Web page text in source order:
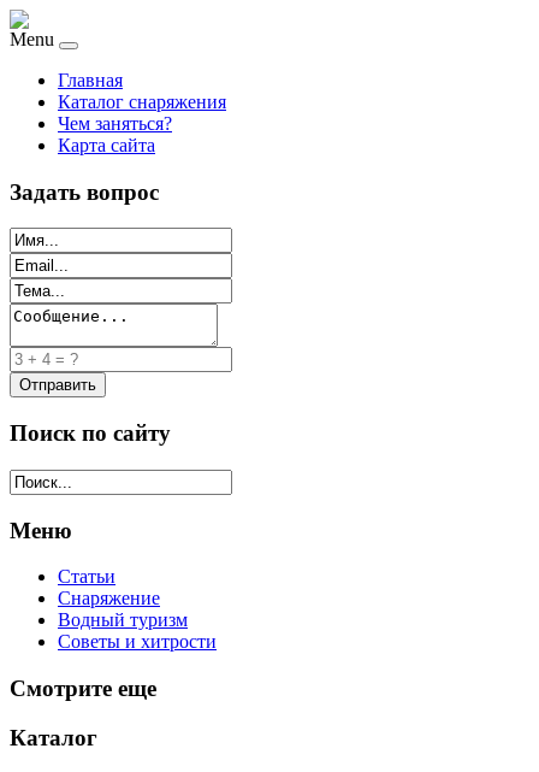
Menu
Главная
Каталог снаряжения
Чем заняться?
Карта сайта
Задать вопрос
Поиск по сайту
Меню
Статьи
Снаряжение
Водный туризм
Советы и хитрости
Смотрите еще
Каталог